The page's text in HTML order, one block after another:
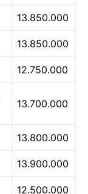
13.850.000
13.850.000
12.750.000
13.700.000
13.800.000
13.900.000
12.500.000